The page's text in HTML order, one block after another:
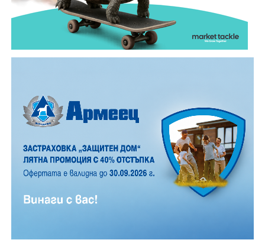
установено, че е без сериозни наранявания.
Установена била и самоличността му. Това била 27-
годишен мъж от тетевенското село Градежница.
При извършената проверка било констатирано, че
средство.
Установено било още, че управляваният от него
мотоциклет не е регистриран по надлежния ред, а
поставената регистрационна табела е издадена за
друго МПС.
Водачът бил тестван за употреба на алкохол, като